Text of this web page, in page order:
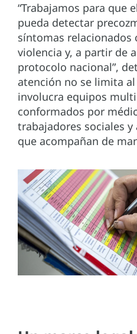
“Trabajamos para que
pueda detectar
síntomas relacionados
violencia y, a partir de
protocolo nacional”,
atención no se limita
involucra equipos
conformados por
trabajadores sociales
que acompañan de